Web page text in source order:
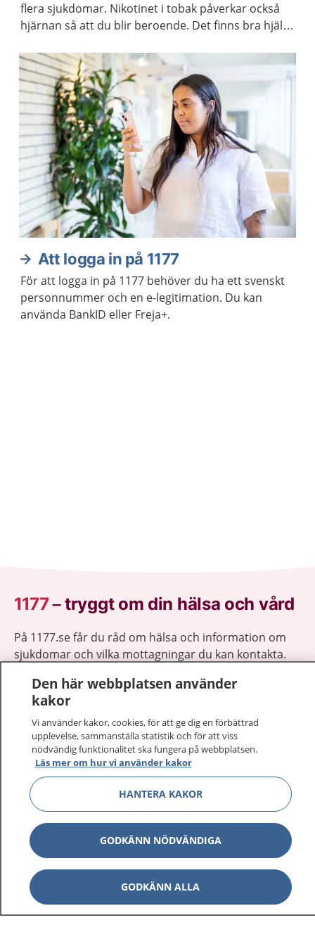
flera sjukdomar. Nikotinet i tobak påverkar också
hjärnan så att du blir beroende. Det finns bra hjälp
Att logga in på 1177
För att logga in på 1177 behöver du ha ett svenskt
personnummer och en e-legitimation. Du kan
använda BankID eller Freja+.
1177–tryggt om din hälsa och vård
På 1177.se får du råd om hälsa och information om
sjukdomar och vilka mottagningar du kan kontakta.
vårdärenden. Ring telefonnummer 1177 för
sjukvårdsrådgivning dygnet runt.
1177 ger dig råd när du vill må bättre.
1177 på flera språk Visa
Om 1177 Visa
Kontakt Visa
Den här webbplatsen använder
kakor
Vi använder kakor, cookies, för att ge dig en förbättrad
upplevelse, sammanställa statistik och för att viss
nödvändig funktionalitet ska fungera på webbplatsen.
Läs mer om hur vi använder kakor
HANTERA KAKOR
GODKÄNN NÖDVÄNDIGA
GODKÄNN ALLA